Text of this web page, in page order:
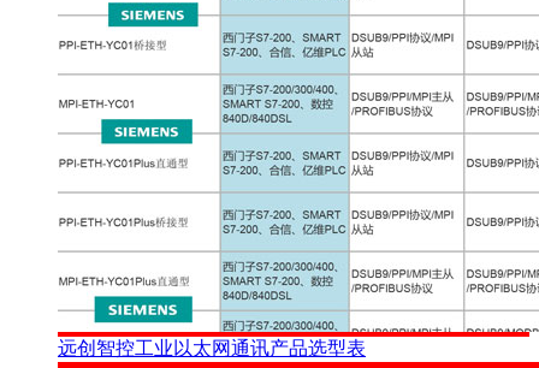
远创智控工业以太网通讯产品选型表